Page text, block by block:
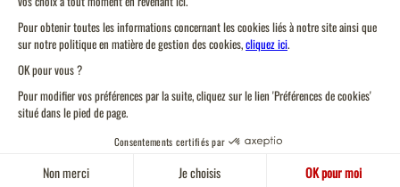
CGU
CGV Vente à emporter
CGU Programme de Fidélité
Politique Cookies
Protection des données personnelles
Plan du site
Pour votre santé, pratiquez une activité physique régulière.
Toujours un